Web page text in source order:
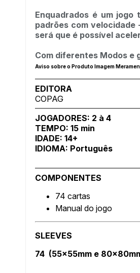
Enquadrados é um
padrões com velocidade
será que é possível
Com diferentes Modos e
Aviso sobre o Produto Imagem
EDITORA
COPAG
JOGADORES: 2 à 4
TEMPO: 15 min
IDADE: 14+
IDIOMA: Português
COMPONENTES
74 cartas
Manual do jogo
SLEEVES
74 (55x55mm e